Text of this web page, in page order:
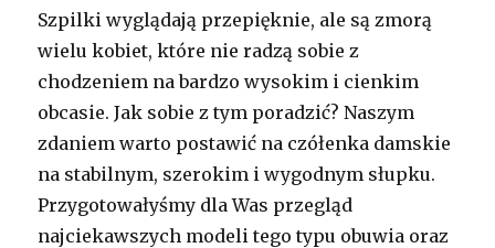
Szpilki wyglądają przepięknie, ale są zmorą
wielu kobiet, które nie radzą sobie z
chodzeniem na bardzo wysokim i cienkim
obcasie. Jak sobie z tym poradzić? Naszym
zdaniem warto postawić na czółenka damskie
na stabilnym, szerokim i wygodnym słupku.
Przygotowałyśmy dla Was przegląd
najciekawszych modeli tego typu obuwia oraz